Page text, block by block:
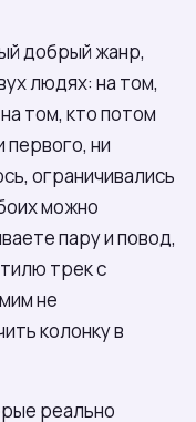
добрый жанр,
людях: на том,
том, кто потом
первого, ни
ограничивались
можно
пару и повод,
трек с
не
колонку в
реально